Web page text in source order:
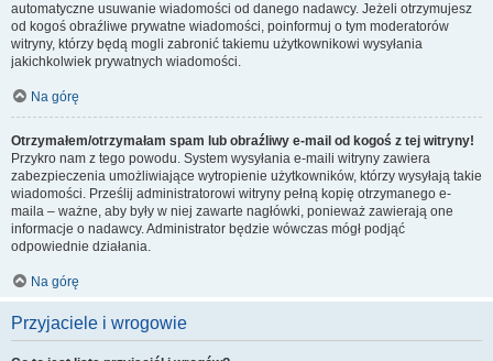
automatyczne usuwanie wiadomości od danego nadawcy. Jeżeli otrzymujesz
od kogoś obraźliwe prywatne wiadomości, poinformuj o tym moderatorów
witryny, którzy będą mogli zabronić takiemu użytkownikowi wysyłania
jakichkolwiek prywatnych wiadomości.
Na górę
Otrzymałem/otrzymałam spam lub obraźliwy e-mail od kogoś z tej witryny!
Przykro nam z tego powodu. System wysyłania e-maili witryny zawiera
zabezpieczenia umożliwiające wytropienie użytkowników, którzy wysyłają takie
wiadomości. Prześlij administratorowi witryny pełną kopię otrzymanego e-
maila – ważne, aby były w niej zawarte nagłówki, ponieważ zawierają one
informacje o nadawcy. Administrator będzie wówczas mógł podjąć
odpowiednie działania.
Na górę
Przyjaciele i wrogowie